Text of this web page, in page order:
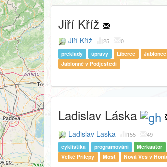
Jiří Kříž
Jiří Kříž 25 0
překlady úpravy Liberec
Jablonné v Podještědí
Ladislav Láska
Ladislav Laska 155 49
cyklistika programování Merkaator
Velké Přílepy
Most Nová Ves v